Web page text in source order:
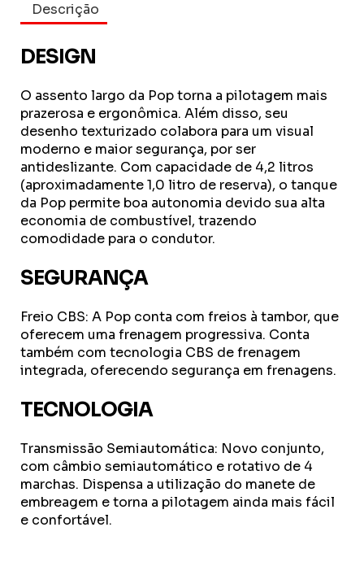
Descrição
DESIGN
O assento largo da Pop torna a pilotagem mais
prazerosa e ergonômica. Além disso, seu
desenho texturizado colabora para um visual
moderno e maior segurança, por ser
antideslizante. Com capacidade de 4,2 litros
(aproximadamente 1,0 litro de reserva), o tanque
da Pop permite boa autonomia devido sua alta
economia de combustível, trazendo
comodidade para o condutor.
SEGURANÇA
Freio CBS: A Pop conta com freios à tambor, que
oferecem uma frenagem progressiva. Conta
também com tecnologia CBS de frenagem
integrada, oferecendo segurança em frenagens.
TECNOLOGIA
Transmissão Semiautomática: Novo conjunto,
com câmbio semiautomático e rotativo de 4
marchas. Dispensa a utilização do manete de
embreagem e torna a pilotagem ainda mais fácil
e confortável.